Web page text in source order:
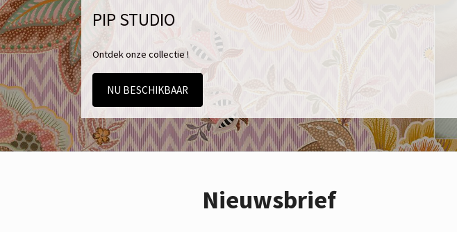
PIP STUDIO
Ontdek onze collectie !
NU BESCHIKBAAR
Nieuwsbrief